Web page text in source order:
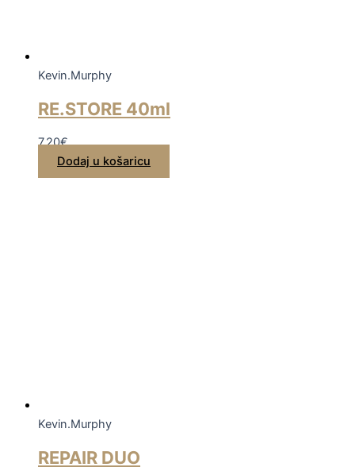
Kevin.Murphy
RE.STORE 40ml
7,20€
Dodaj u košaricu
Kevin.Murphy
REPAIR DUO